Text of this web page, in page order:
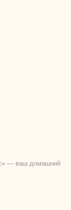
— ваш домашний